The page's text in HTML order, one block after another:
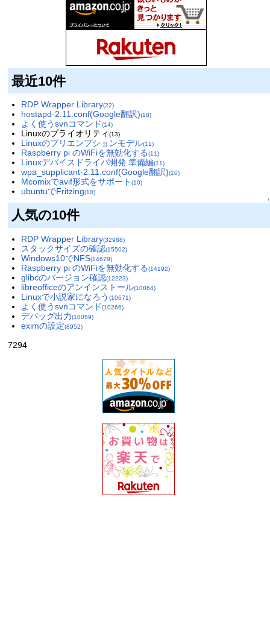
最近10件
RDP Wrapper Library(22)
hostapd-2.11.conf(Google翻訳)(18)
よく使うsvnコマンド(14)
Linuxのプライオリティ (13)
Linuxのプリエンプションモデル(11)
Raspberry pi のWiFiを無効化する(11)
Linuxデバイスドライバ開発 準備編(11)
wpa_supplicant-2.11.conf(Google翻訳)(10)
Mcomixでavif形式をサポート (10)
ubuntuでFritzing(10)
↑
人気の10件
RDP Wrapper Library(32988)
スタックサイズの確認(15502)
Windows10でNFS(14679)
Raspberry pi のWiFiを無効化する(14192)
glibcのバージョン確認(12223)
libreofficeのアンインストール(10864)
Linuxで小説家になろう (10671)
よく使うsvnコマンド(10266)
デバッグ出力(10059)
eximの設定(8952)
7294